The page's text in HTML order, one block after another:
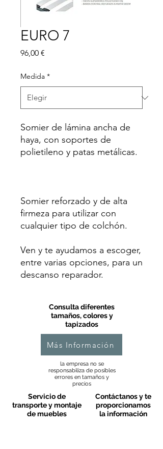
EURO 7
96,00 €
Medida *
Somier de lámina ancha de
haya, con soportes de
polietileno y patas metálicas.
Somier reforzado y de alta
firmeza para utilizar con
cualquier tipo de colchón.
Ven y te ayudamos a escoger,
entre varias opciones, para un
descanso reparador.
Consulta diferentes
tamaños, colores y
tapizados
Más Información
la empresa no se
responsabiliza de posibles
errores en tamaños y
precios
Servicio de
transporte y montaje
de muebles
Contáctanos y te
proporcionamos
la información